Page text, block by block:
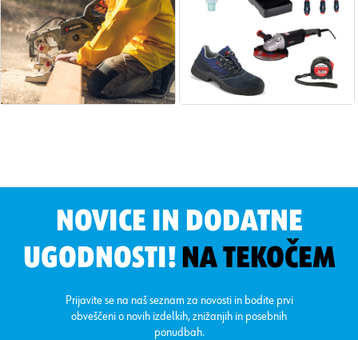
NOVICE IN DODATNE
UGODNOSTI! NA TEKOČEM
Prijavite se na naš seznam za novosti in bodite prvi
obveščeni o novih izdelkih, znižanjih in posebnih
ponudbah.